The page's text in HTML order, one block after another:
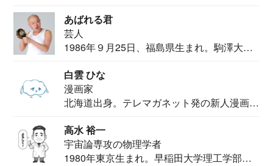
あばれる君
芸人
1986年９月25日、福島県生まれ。駒澤大学
白雲 ひな
漫画家
北海道出身。テレマガネット発の新人漫画
高水 裕一
宇宙論専攻の物理学者
1980年東京生まれ。早稲田大学理工学部物